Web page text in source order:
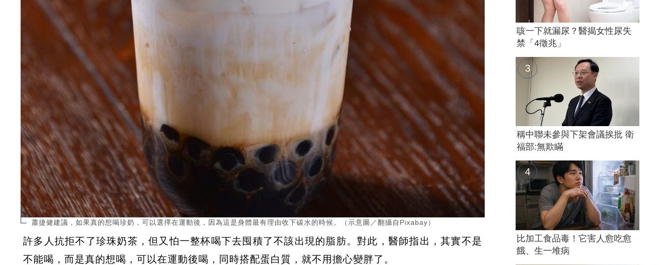
蕭捷健建議，如果真的想喝珍奶，可以選擇在運動後，因為這是身體最有理由收下碳水的時候。（示意圖／翻攝自Pixabay）
許多人抗拒不了珍珠奶茶，但又怕一整杯喝下去囤積了不該出現的脂肪。對此，醫師指出，其實不是
不能喝，而是真的想喝，可以在運動後喝，同時搭配蛋白質，就不用擔心變胖了。
咳一下就漏尿？醫揭女性尿失
禁「4徵兆」
稱中聯未參與下架會議挨批 衛
福部:無欺瞞
比加工食品毒！它害人愈吃愈
餓、生一堆病